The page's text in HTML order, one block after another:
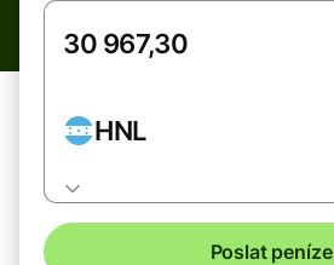
HNL
Poslat peníze